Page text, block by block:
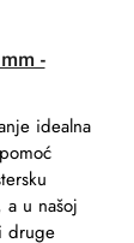
-
idealna
u našoj
druge